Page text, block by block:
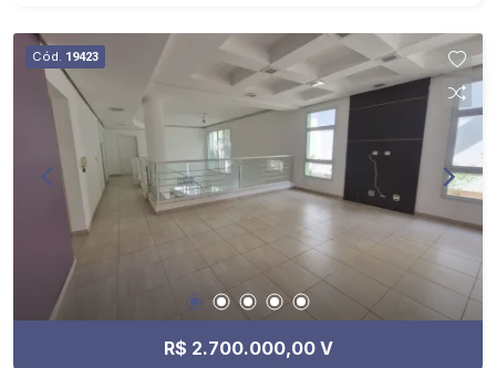
Cód. 19423
R$ 2.700.000,00 V